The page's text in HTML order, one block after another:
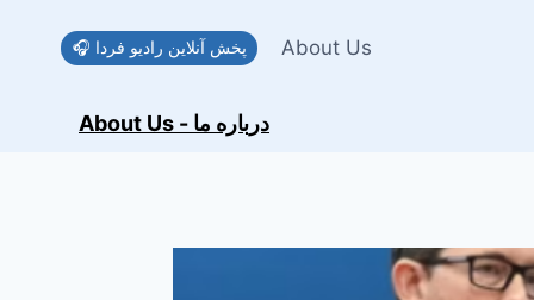
🎧 پخش آنلاین رادیو فردا About Us
About Us - درباره ما